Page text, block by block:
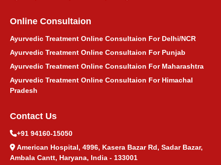
Online Consultaion
Ayurvedic Treatment Online Consultaion For Delhi/NCR
Ayurvedic Treatment Online Consultaion For Punjab
Ayurvedic Treatment Online Consultaion For Maharashtra
Ayurvedic Treatment Online Consultaion For Himachal
Pradesh
Contact Us
+91 94160-15050
American Hospital, 4996, Kasera Bazar Rd, Sadar Bazar,
Ambala Cantt, Haryana, India - 133001